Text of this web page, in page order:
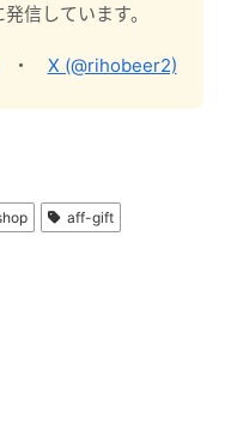
信しています。
・ X (@rihobeer2)
aff-gift